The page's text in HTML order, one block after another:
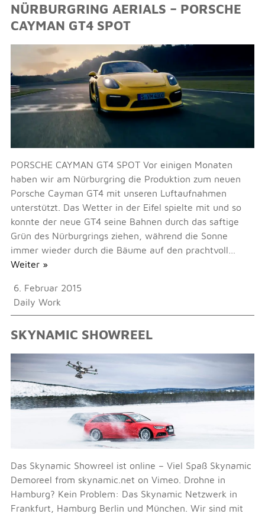
NÜRBURGRING AERIALS – PORSCHE
CAYMAN GT4 SPOT
PORSCHE CAYMAN GT4 SPOT Vor einigen Monaten
haben wir am Nürburgring die Produktion zum neuen
Porsche Cayman GT4 mit unseren Luftaufnahmen
unterstützt. Das Wetter in der Eifel spielte mit und so
konnte der neue GT4 seine Bahnen durch das saftige
Grün des Nürburgrings ziehen, während die Sonne
immer wieder durch die Bäume auf den prachtvoll…
Weiter »
6. Februar 2015
Daily Work
SKYNAMIC SHOWREEL
Das Skynamic Showreel ist online – Viel Spaß Skynamic
Demoreel from skynamic.net on Vimeo. Drohne in
Hamburg? Kein Problem: Das Skynamic Netzwerk in
Frankfurt, Hamburg Berlin und München. Wir sind mit